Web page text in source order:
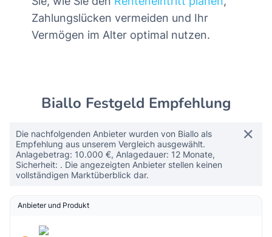
Zahlungslücken vermeiden und Ihr
Vermögen im Alter optimal nutzen.
Biallo Festgeld Empfehlung
Die nachfolgenden Anbieter wurden von Biallo als
Empfehlung aus unserem Vergleich ausgewählt.
Anlagebetrag: 10.000 €, Anlagedauer: 12 Monate,
Sicherheit: . Die angezeigten Anbieter stellen keinen
vollständigen Marktüberblick dar.
Anbieter und Produkt